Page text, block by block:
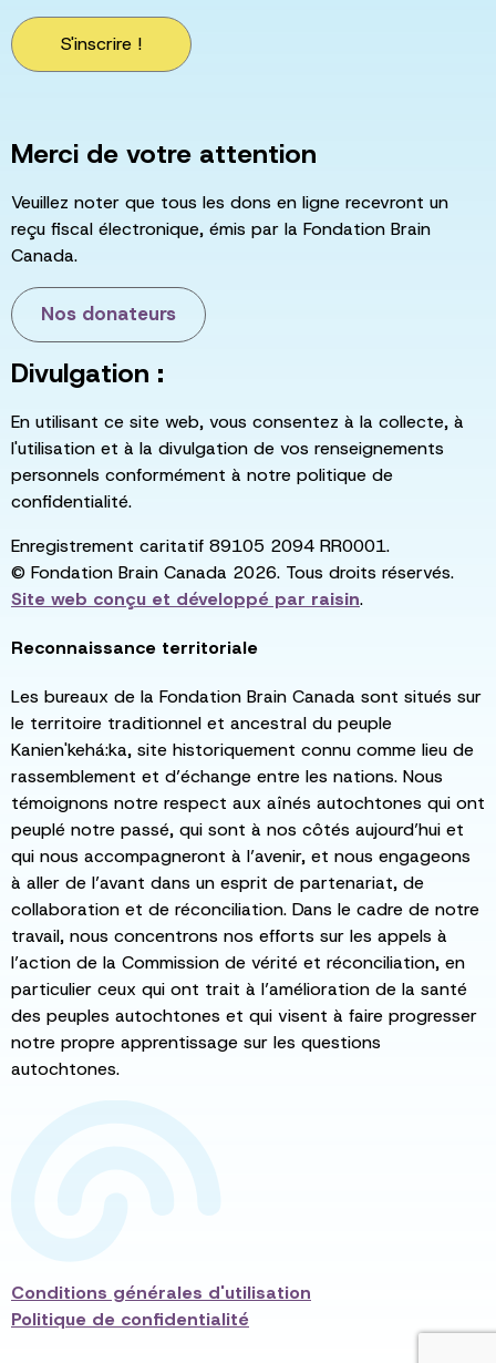
S'inscrire !
Merci de votre attention
Veuillez noter que tous les dons en ligne recevront un
reçu fiscal électronique, émis par la Fondation Brain
Canada.
Nos donateurs
Divulgation :
En utilisant ce site web, vous consentez à la collecte, à
l'utilisation et à la divulgation de vos renseignements
personnels conformément à notre politique de
confidentialité.
Enregistrement caritatif 89105 2094 RR0001.
© Fondation Brain Canada 2026. Tous droits réservés.
Site web conçu et développé par raisin.
Reconnaissance territoriale
Les bureaux de la Fondation Brain Canada sont situés sur
le territoire traditionnel et ancestral du peuple
Kanien'kehá:ka, site historiquement connu comme lieu de
rassemblement et d’échange entre les nations. Nous
témoignons notre respect aux aînés autochtones qui ont
peuplé notre passé, qui sont à nos côtés aujourd’hui et
qui nous accompagneront à l’avenir, et nous engageons
à aller de l’avant dans un esprit de partenariat, de
collaboration et de réconciliation. Dans le cadre de notre
travail, nous concentrons nos efforts sur les appels à
l’action de la Commission de vérité et réconciliation, en
particulier ceux qui ont trait à l’amélioration de la santé
des peuples autochtones et qui visent à faire progresser
notre propre apprentissage sur les questions
autochtones.
Conditions générales d'utilisation
Politique de confidentialité